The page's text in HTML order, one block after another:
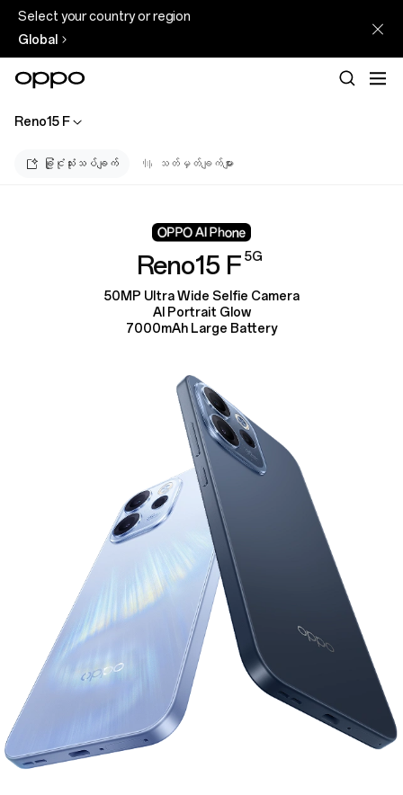
Select your country or region
Global
Reno15 F
ခြုံငုံသုံးသပ်ချက် သတ်မှတ်ချက်များ
Reno15 F 5G
50MP Ultra Wide Selfie Camera
AI Portrait Glow
7000mAh Large Battery